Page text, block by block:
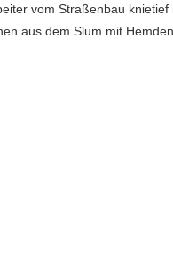
vom Straßenbau
aus dem Slum mit